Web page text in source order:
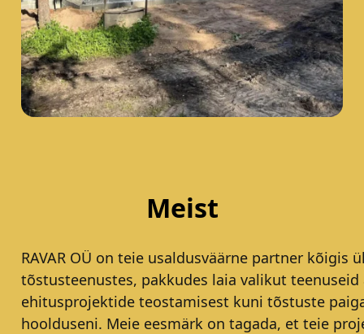
Meist
RAVAR OÜ on teie usaldusväärne partner kõigis
tõstusteenustes, pakkudes laia valikut teenuseid
ehitusprojektide teostamisest kuni tõstuste
hoolduseni. Meie eesmärk on tagada, et teie